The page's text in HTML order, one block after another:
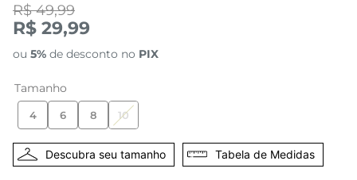
R$ 49,99
R$ 29,99
ou 5% de desconto no PIX
Tamanho
4 6 8 10
Tabela de Medidas